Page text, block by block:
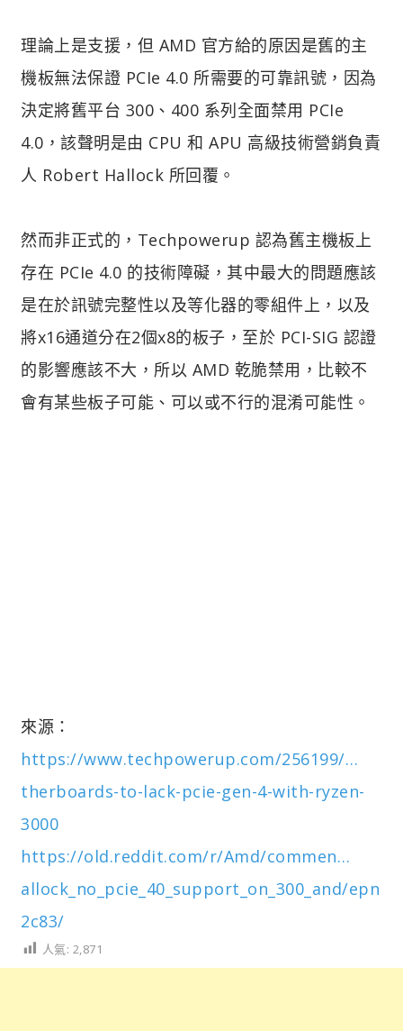
理論上是支援，但 AMD 官方給的原因是舊的主
機板無法保證 PCIe 4.0 所需要的可靠訊號，因為
決定將舊平台 300、400 系列全面禁用 PCIe
4.0，該聲明是由 CPU 和 APU 高級技術營銷負責
人 Robert Hallock 所回覆。
然而非正式的，Techpowerup 認為舊主機板上
存在 PCIe 4.0 的技術障礙，其中最大的問題應該
是在於訊號完整性以及等化器的零組件上，以及
將x16通道分在2個x8的板子，至於 PCI-SIG 認證
的影響應該不大，所以 AMD 乾脆禁用，比較不
會有某些板子可能、可以或不行的混淆可能性。
來源：
https://www.techpowerup.com/256199/…
therboards-to-lack-pcie-gen-4-with-ryzen-
3000
https://old.reddit.com/r/Amd/commen…
allock_no_pcie_40_support_on_300_and/epn
2c83/
人氣: 2,871